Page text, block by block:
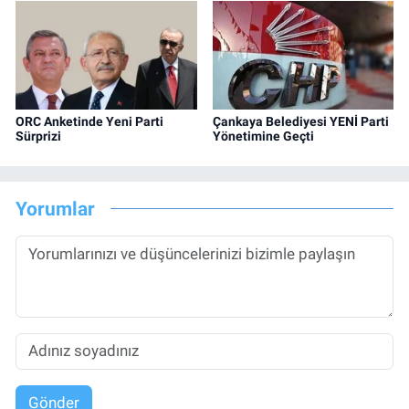
ORC Anketinde Yeni Parti
Sürprizi
Çankaya Belediyesi YENİ Parti
Yönetimine Geçti
Yorumlar
Gönder